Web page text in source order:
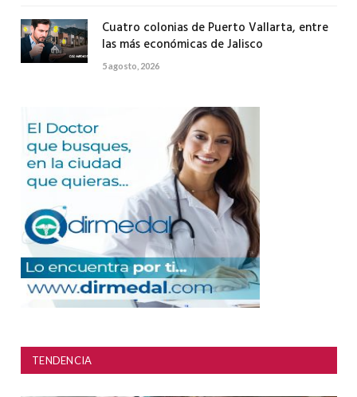
Cuatro colonias de Puerto Vallarta, entre
las más económicas de Jalisco
5 agosto, 2026
TENDENCIA